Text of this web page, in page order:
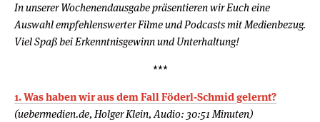
In unserer Wochenendausgabe präsentieren wir Euch eine
Auswahl empfehlenswerter Filme und Podcasts mit Medienbezug.
Viel Spaß bei Erkenntnisgewinn und Unterhaltung!
***
1. Was haben wir aus dem Fall Föderl-Schmid gelernt?
(uebermedien.de, Holger Klein, Audio: 30:51 Minuten)